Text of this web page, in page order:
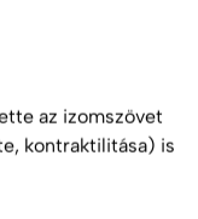
az izomszövet
kontraktilitása) is